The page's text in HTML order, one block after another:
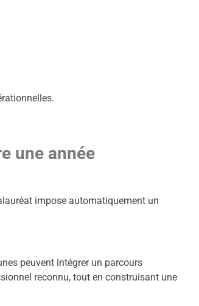
une année
impose automatiquement un
peuvent intégrer un parcours
reconnu, tout en construisant une